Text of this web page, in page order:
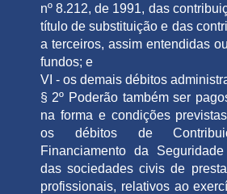
nº 8.212, de 1991, das
título de substituição e das
a terceiros, assim entendidas
fundos; e
VI - os demais débitos
§ 2º Poderão também ser
na forma e condições
os débitos de
Financiamento da
das sociedades civis de
profissionais, relativos ao